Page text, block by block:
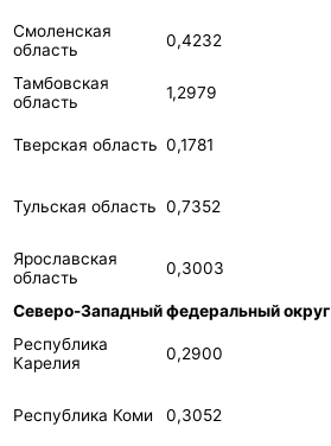
Смоленская
область
0,4232
Тамбовская
область
1,2979
Тверская область 0,1781
Тульская область 0,7352
Ярославская
область
0,3003
Северо-Западный федеральный округ
Республика
Карелия
0,2900
Республика Коми 0,3052